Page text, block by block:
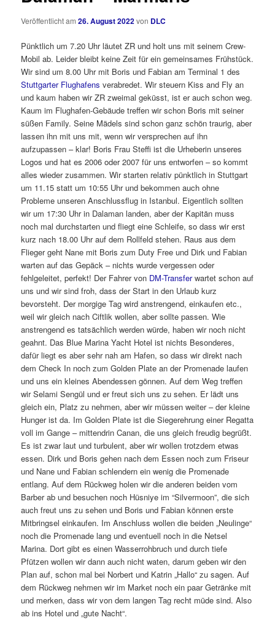
Veröffentlicht am26. August 2022von DLC
Pünktlich um 7.20 Uhr läutet ZR und holt uns mit seinem Crew-
Mobil ab. Leider bleibt keine Zeit für ein gemeinsames Frühstück.
Wir sind um 8.00 Uhr mit Boris und Fabian am Terminal 1 des
Stuttgarter Flughafens verabredet. Wir steuern Kiss and Fly an
und kaum haben wir ZR zweimal geküsst, ist er auch schon weg.
Kaum im Flughafen-Gebäude treffen wir schon Boris mit seiner
süßen Family. Seine Mädels sind schon ganz schön traurig, aber
lassen ihn mit uns mit, wenn wir versprechen auf ihn
aufzupassen – klar! Boris Frau Steffi ist die Urheberin unseres
Logos und hat es 2006 oder 2007 für uns entworfen – so kommt
alles wieder zusammen. Wir starten relativ pünktlich in Stuttgart
um 11.15 statt um 10:55 Uhr und bekommen auch ohne
Probleme unseren Anschlussflug in Istanbul. Eigentlich sollten
wir um 17:30 Uhr in Dalaman landen, aber der Kapitän muss
noch mal durchstarten und fliegt eine Schleife, so dass wir erst
kurz nach 18.00 Uhr auf dem Rollfeld stehen. Raus aus dem
Flieger geht Nane mit Boris zum Duty Free und Dirk und Fabian
warten auf das Gepäck – nichts wurde vergessen oder
fehlgeleitet, perfekt! Der Fahrer von DM-Transferwartet schon auf
uns und wir sind froh, dass der Start in den Urlaub kurz
bevorsteht. Der morgige Tag wird anstrengend, einkaufen etc.,
weil wir gleich nach Ciftlik wollen, aber sollte passen. Wie
anstrengend es tatsächlich werden würde, haben wir noch nicht
geahnt. Das Blue Marina Yacht Hotel ist nichts Besonderes,
dafür liegt es aber sehr nah am Hafen, so dass wir direkt nach
dem Check In noch zum Golden Plate an der Promenade laufen
und uns ein kleines Abendessen gönnen. Auf dem Weg treffen
wir Selami Sengül und er freut sich uns zu sehen. Er lädt uns
gleich ein, Platz zu nehmen, aber wir müssen weiter – der kleine
Hunger ist da. Im Golden Plate ist die Siegerehrung einer Regatta
voll im Gange – mittendrin Canan, die uns gleich freudig begrüßt.
Es ist zwar laut und turbulent, aber wir wollen trotzdem etwas
essen. Dirk und Boris gehen nach dem Essen noch zum Friseur
und Nane und Fabian schlendern ein wenig die Promenade
entlang. Auf dem Rückweg holen wir die anderen beiden vom
Barber ab und besuchen noch Hüsniye im “Silvermoon”, die sich
auch freut uns zu sehen und Boris und Fabian können erste
Mitbringsel einkaufen. Im Anschluss wollen die beiden „Neulinge“
noch die Promenade lang und eventuell noch in die Netsel
Marina. Dort gibt es einen Wasserrohbruch und durch tiefe
Pfützen wollen wir dann auch nicht waten, darum geben wir den
Plan auf, schon mal bei Norbert und Katrin „Hallo“ zu sagen. Auf
dem Rückweg nehmen wir im Market noch ein paar Getränke mit
und merken, dass wir von dem langen Tag recht müde sind. Also
ab ins Hotel und „gute Nacht“.